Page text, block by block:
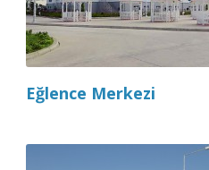
Eğlence Merkezi